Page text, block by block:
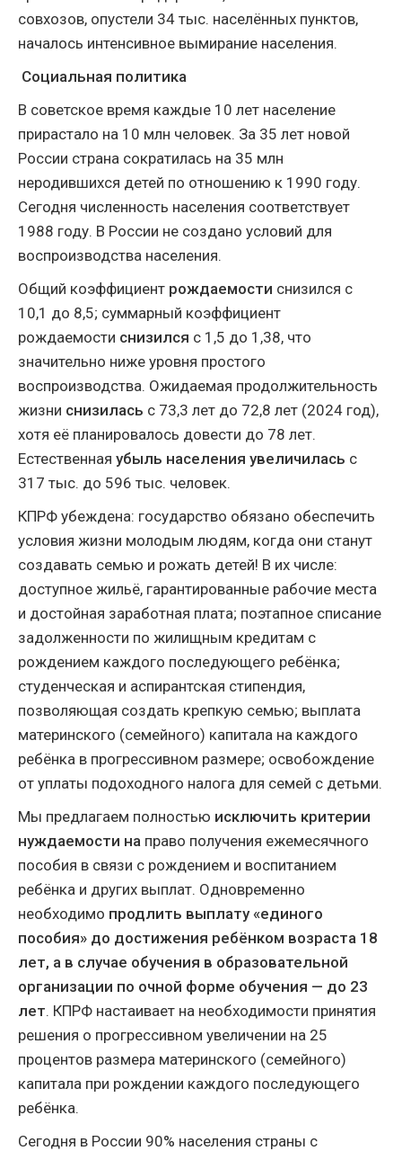
совхозов, опустели 34 тыс. населённых пунктов,
началось интенсивное вымирание населения.
Социальная политика
В советское время каждые 10 лет население
прирастало на 10 млн человек. За 35 лет новой
России страна сократилась на 35 млн
неродившихся детей по отношению к 1990 году.
Сегодня численность населения соответствует
1988 году. В России не создано условий для
воспроизводства населения.
Общий коэффициент рождаемости снизился с
10,1 до 8,5; суммарный коэффициент
рождаемости снизился с 1,5 до 1,38, что
значительно ниже уровня простого
воспроизводства. Ожидаемая продолжительность
жизни снизилась с 73,3 лет до 72,8 лет (2024 год),
хотя её планировалось довести до 78 лет.
Естественная убыль населения увеличилась с
317 тыс. до 596 тыс. человек.
КПРФ убеждена: государство обязано обеспечить
условия жизни молодым людям, когда они станут
создавать семью и рожать детей! В их числе:
доступное жильё, гарантированные рабочие места
и достойная заработная плата; поэтапное списание
задолженности по жилищным кредитам с
рождением каждого последующего ребёнка;
студенческая и аспирантская стипендия,
позволяющая создать крепкую семью; выплата
материнского (семейного) капитала на каждого
ребёнка в прогрессивном размере; освобождение
от уплаты подоходного налога для семей с детьми.
Мы предлагаем полностью исключить критерии
нуждаемости на право получения ежемесячного
пособия в связи с рождением и воспитанием
ребёнка и других выплат. Одновременно
необходимо продлить выплату «единого
пособия» до достижения ребёнком возраста 18
лет, а в случае обучения в образовательной
организации по очной форме обучения — до 23
лет. КПРФ настаивает на необходимости принятия
решения о прогрессивном увеличении на 25
процентов размера материнского (семейного)
капитала при рождении каждого последующего
ребёнка.
Сегодня в России 90% населения страны с